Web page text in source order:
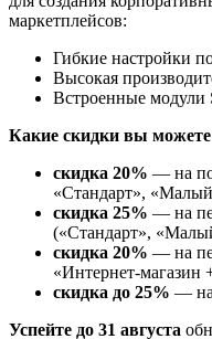
маркетплейсов:
Гибкие настройки
Высокая
Встроенные модули
Какие скидки вы
скидка 20% — на
«Стандарт»,
скидка 25% — на
(«Стандарт»,
скидка 20% — на
«Интернет-магазин
скидка до 25% — на
Успейте до 31 августа